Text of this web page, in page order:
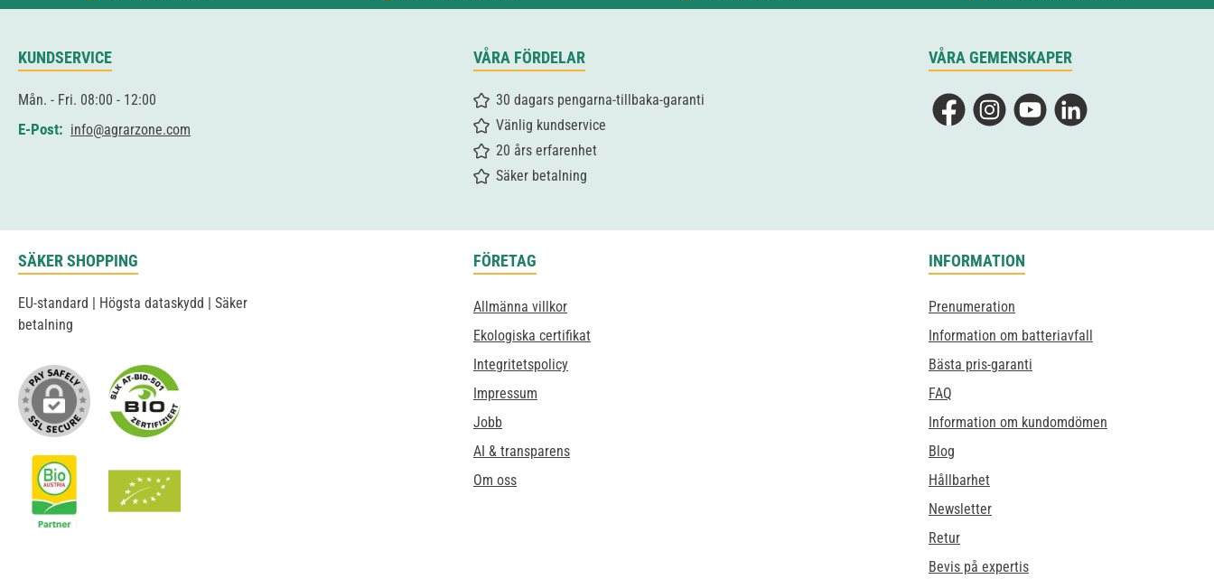
KUNDSERVICE
Mån. - Fri. 08:00 - 12:00
E-Post: info@agrarzone.com
VÅRA FÖRDELAR
30 dagars pengarna-tillbaka-garanti
Vänlig kundservice
20 års erfarenhet
Säker betalning
VÅRA GEMENSKAPER
FacebookInstagramYouTubeLinkedIn
SÄKER SHOPPING
EU-standard | Högsta dataskydd | Säker
betalning
FÖRETAG
Allmänna villkor
Ekologiska certifikat
Integritetspolicy
Impressum
Jobb
AI & transparens
Om oss
INFORMATION
Prenumeration
Information om batteriavfall
Bästa pris-garanti
FAQ
Information om kundomdömen
Blog
Hållbarhet
Newsletter
Retur
Bevis på expertis